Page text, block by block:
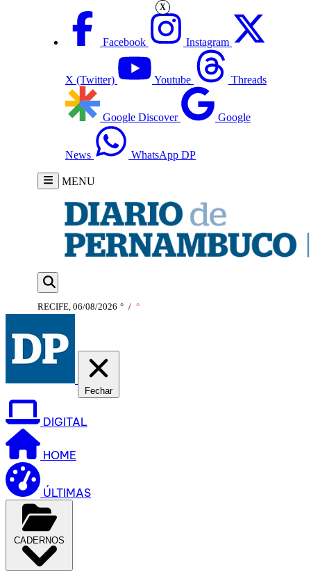
Facebook Instagram
X (Twitter) Youtube Threads
Google Discover Google
News WhatsApp DP
MENU
RECIFE, 06/08/2026 ° / °
Fechar
DIGITAL
HOME
ÚLTIMAS
CADERNOS
X